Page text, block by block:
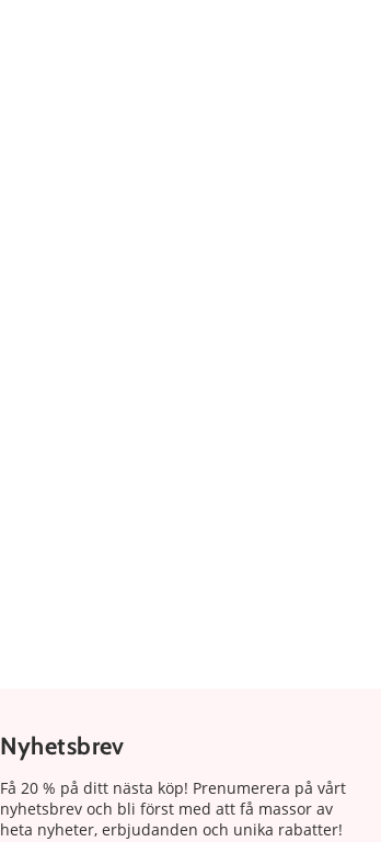
Nyhetsbrev
Få 20 % på ditt nästa köp! Prenumerera på vårt
nyhetsbrev och bli först med att få massor av
heta nyheter, erbjudanden och unika rabatter!